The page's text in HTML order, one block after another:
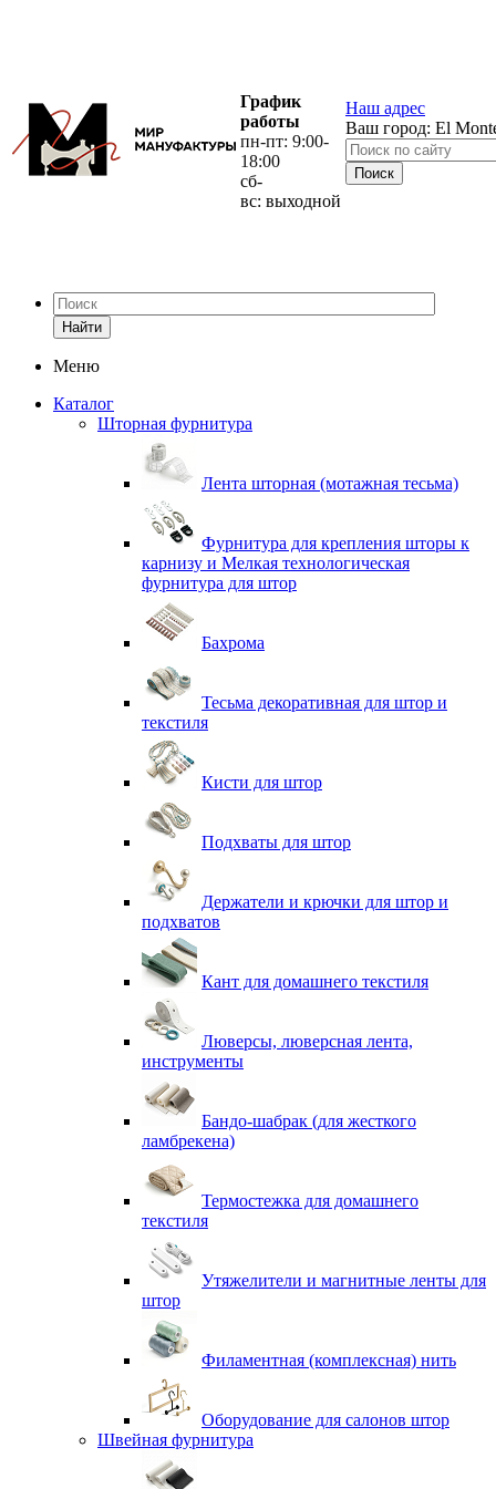
График
работы
пн-пт: 9:00-
18:00
сб-
вс: выходной
Наш адрес
Ваш город: El
Найти
Меню
Каталог
Шторная фурнитура
Лента шторная (мотажная тесьма)
Фурнитура для крепления шторы к
карнизу и Мелкая технологическая
фурнитура для штор
Бахрома
Тесьма декоративная для штор и
текстиля
Кисти для штор
Подхваты для штор
Держатели и крючки для штор и
подхватов
Кант для домашнего текстиля
Люверсы, люверсная лента,
инструменты
Бандо-шабрак (для жесткого
ламбрекена)
Термостежка для домашнего
текстиля
Утяжелители и магнитные ленты для
штор
Филаментная (комплексная) нить
Оборудование для салонов штор
Швейная фурнитура